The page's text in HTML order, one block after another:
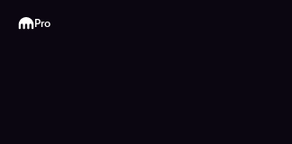
Kraken
Pro